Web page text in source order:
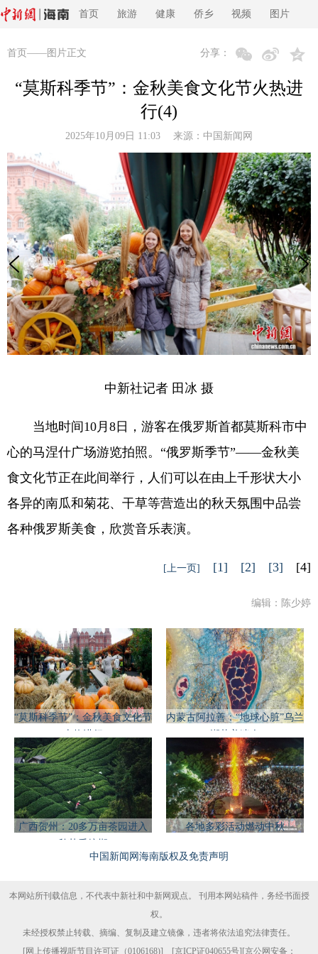
首页 旅游 健康 侨乡 视频 图片
首页 ——图片正文 分享：
“莫斯科季节”：金秋美食文化节火热进
行(4)
2025年10月09日 11:03 来源： 中国新闻网
中新社记者 田冰 摄
当地时间10月8日，游客在俄罗斯首都莫斯科市中
心的马涅什广场游览拍照。“俄罗斯季节”——金秋美
食文化节正在此间举行，人们可以在由上千形状大小
各异的南瓜和菊花、干草等营造出的秋天氛围中品尝
各种俄罗斯美食，欣赏音乐表演。
[上一页] [1] [2] [3] [4]
编辑：陈少婷
“莫斯科季节”：金秋美食文化节
内蒙古阿拉善：“地球心脏”乌兰
广西贺州：20多万亩茶园进入
各地多彩活动燃动中秋
中国新闻网海南版权及免责声明
本网站所刊载信息，不代表中新社和中新网观点。 刊用本网站稿件，务经书面授
权。
未经授权禁止转载、摘编、复制及建立镜像，违者将依法追究法律责任。
[网上传播视听节目许可证（0106168)] [京ICP证040655号][京公网安备：